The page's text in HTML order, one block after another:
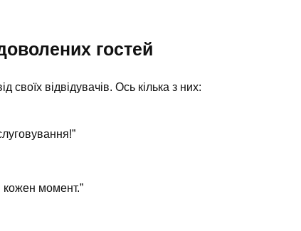
гостей
своїх відвідувачів. Ось кілька з них:
момент.”